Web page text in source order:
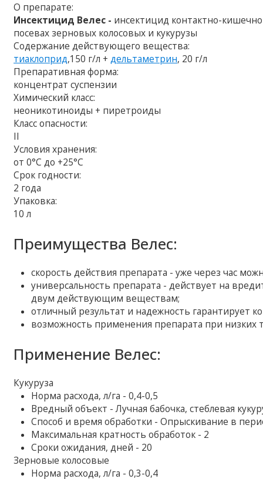
О препарате:
Инсектицид Велес - инсектицид контактно-
посевах зерновых колосовых и кукурузы
Содержание действующего вещества:
тиаклоприд,150 г/л +дельтаметрин, 20 г/л
Препаративная форма:
концентрат суспензии
Химический класс:
неоникотиноиды + пиретроиды
Класс опасности:
ІІ
Условия хранения:
от 0°С до +25°С
Срок годности:
2 года
Упаковка:
10 л
Преимущества Велес:
скорость действия препарата - уже через час
универсальность препарата - действует на
двум действующим веществам;
отличный результат и надежность гарантирует
возможность применения препарата при низких
Применение Велес:
Кукуруза
Норма расхода, л/га - 0,4-0,5
Вредный объект - Лучная бабочка, стеблевая
Способ и время обработки - Опрыскивание в
Максимальная кратность обработок - 2
Сроки ожидания, дней - 20
Зерновые колосовые
Норма расхода, л/га - 0,3-0,4